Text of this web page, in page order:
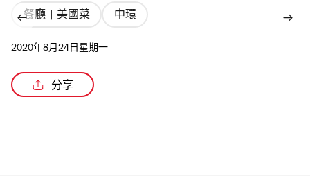
餐廳 | 美國菜 中環
2020年8月24日星期一
分享